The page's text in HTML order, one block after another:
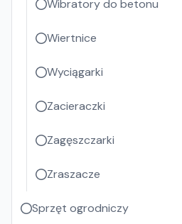
Wibratory do betonu
Wiertnice
Wyciągarki
Zacieraczki
Zagęszczarki
Zraszacze
Sprzęt ogrodniczy